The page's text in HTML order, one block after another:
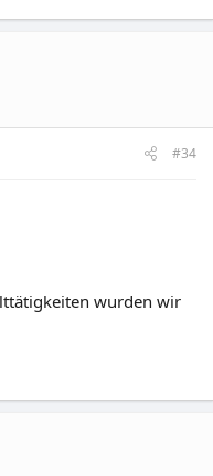
#34
wurden wir